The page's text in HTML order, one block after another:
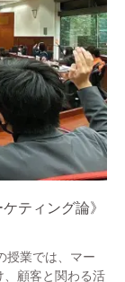
ティング論》
授業では、マー
、顧客と関わる活